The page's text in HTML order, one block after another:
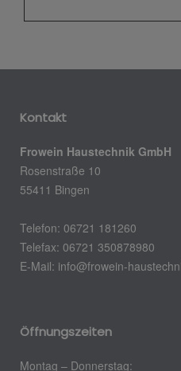
Kontakt
Frowein Haustechnik GmbH
Rosenstraße 10
55411 Bingen
Telefon: 06721 181260
Telefax: 06721 350878980
E-Mail: info@frowein-
Öffnungszeiten
Montag – Donnerstag: